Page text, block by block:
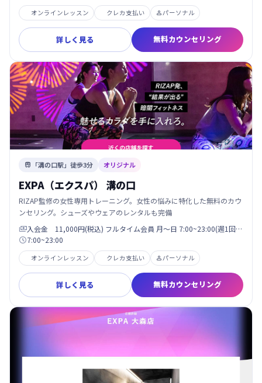
オンラインレッスン クレカ支払い パーソナル
詳しく見る 無料カウンセリング
 「溝の口駅」徒歩3分 オリジナル
EXPA（エクスパ） 溝の口
RIZAP監修の女性専用トレーニング。女性の悩みに特化した無料のカウ
ンセリング。シューズやウェアのレンタルも完備
入会金 11,000円(税込) フルタイム会員 月〜日 7:00~23:00(週1回…
7:00~23:00
オンラインレッスン クレカ支払い パーソナル
詳しく見る 無料カウンセリング